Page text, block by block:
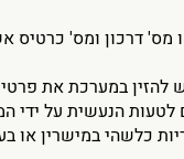
לטעות הנעשית על
כלשהי במישרין או